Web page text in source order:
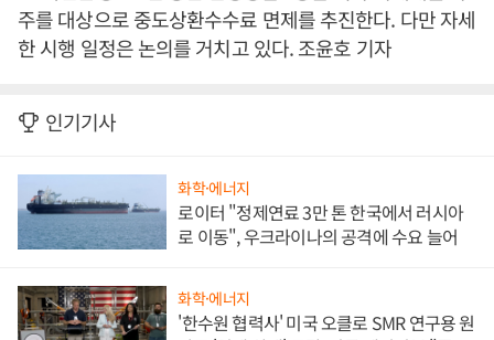
주를 대상으로 중도상환수수료 면제를 추진한다. 다만 자세
한 시행 일정은 논의를 거치고 있다. 조윤호 기자
인기기사
화학·에너지
로이터 "정제연료 3만 톤 한국에서 러시아
로 이동", 우크라이나의 공격에 수요 늘어
화학·에너지
'한수원 협력사' 미국 오클로 SMR 연구용 원